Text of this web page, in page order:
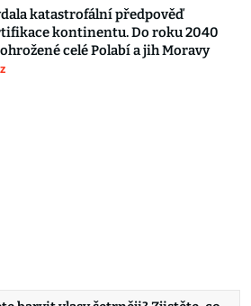
katastrofální předpověď
kontinentu. Do roku 2040
celé Polabí a jih Moravy